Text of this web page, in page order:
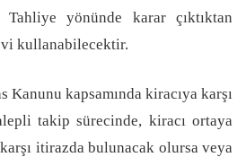
Tahliye yönünde karar çıktıktan
kullanabilecektir.
Kanunu kapsamında kiracıya karşı
takip sürecinde, kiracı ortaya
itirazda bulunacak olursa veya